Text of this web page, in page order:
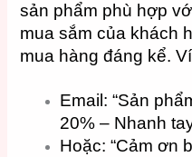
sản phẩm phù hợp
mua sắm của khách
mua hàng đáng kể.
Email: “Sản
20% – Nhanh
Hoặc: “Cảm ơn